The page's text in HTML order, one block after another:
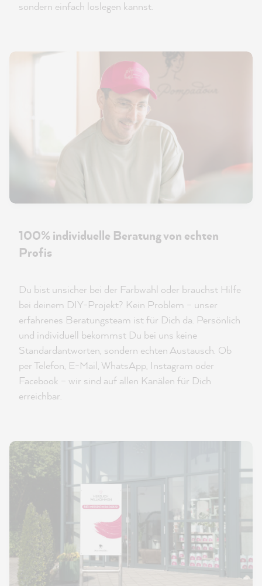
sondern einfach loslegen kannst.
100% individuelle Beratung von echten
Profis
Du bist unsicher bei der Farbwahl oder brauchst Hilfe
bei deinem DIY-Projekt? Kein Problem – unser
erfahrenes Beratungsteam ist für Dich da. Persönlich
und individuell bekommst Du bei uns keine
Standardantworten, sondern echten Austausch. Ob
per Telefon, E-Mail, WhatsApp, Instagram oder
Facebook – wir sind auf allen Kanälen für Dich
erreichbar.